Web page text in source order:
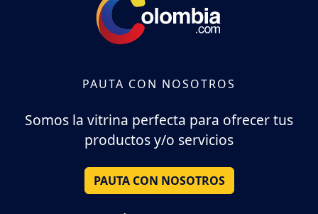
PAUTA CON NOSOTROS
Somos la vitrina perfecta para ofrecer tus
productos y/o servicios
PAUTA CON NOSOTROS